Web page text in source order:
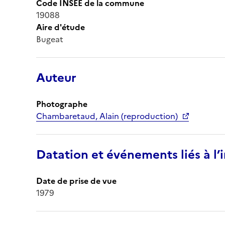
Code INSEE de la commune
19088
Aire d'étude
Bugeat
Auteur
Photographe
Chambaretaud, Alain (reproduction)
Datation et événements liés à
Date de prise de vue
1979